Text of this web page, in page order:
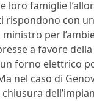
famiglie
con
per
a favore
forno elettrico
nel caso di